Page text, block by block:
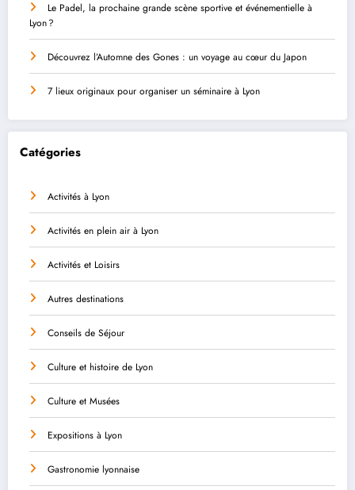
Le Padel, la prochaine grande scène sportive et événementielle à
Lyon ?
Découvrez l’Automne des Gones : un voyage au cœur du Japon
7 lieux originaux pour organiser un séminaire à Lyon
Catégories
Activités à Lyon
Activités en plein air à Lyon
Activités et Loisirs
Autres destinations
Conseils de Séjour
Culture et histoire de Lyon
Culture et Musées
Expositions à Lyon
Gastronomie lyonnaise